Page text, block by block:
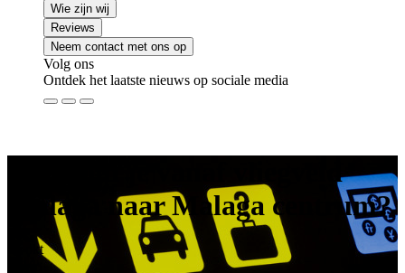
Wie zijn wij
Reviews
Neem contact met ons op
Volg ons
Ontdek het laatste nieuws op sociale media
Hoe kom je vanaf vliegveld
Malaga naar Malaga centrum?
okt